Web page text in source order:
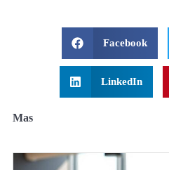
Facebook
LinkedIn
Mas